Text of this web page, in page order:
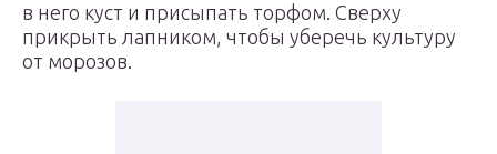
в него куст и присыпать торфом. Сверху
прикрыть лапником, чтобы уберечь культуру
от морозов.